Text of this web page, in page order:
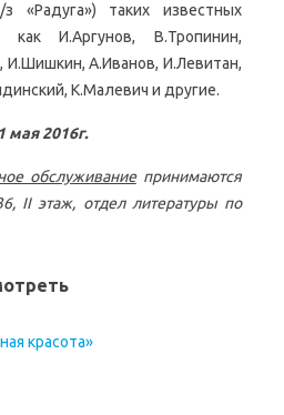
«Радуга») таких известных
как И.Аргунов, В.Тропинин,
И.Шишкин, А.Иванов, И.Левитан,
К.Малевич и другие.
мая 2016г.
обслуживаниепринимаются
IIэтаж, отдел литературы по
красота»